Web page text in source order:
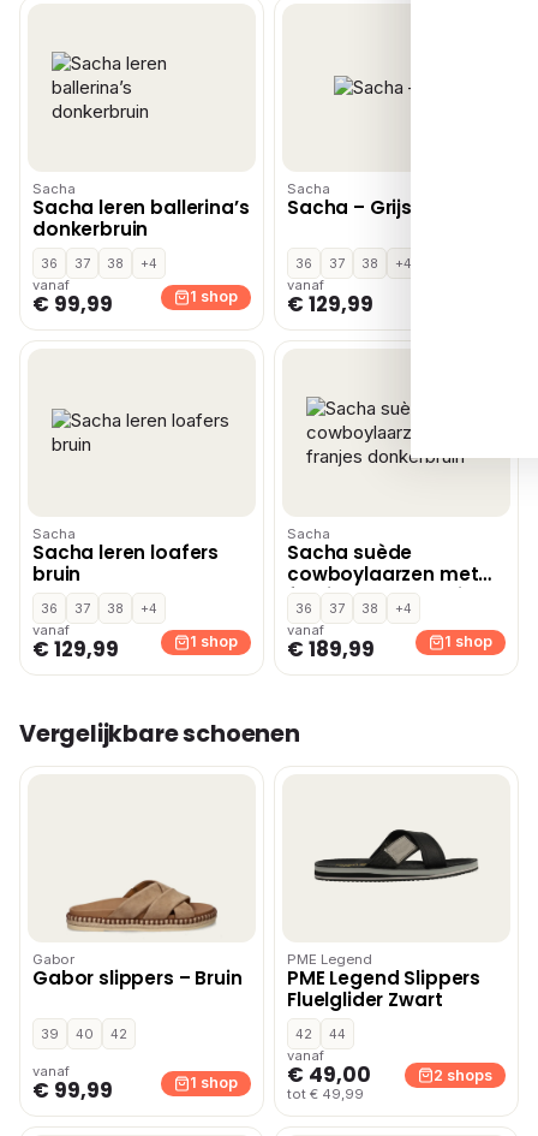
Sacha
Sacha leren ballerina’s
donkerbruin
36 37 38
+4
vanaf
€ 99,99 1 shop
Sacha
Sacha – Grijs
36 37 38
+4
vanaf
€ 129,99
Sacha
Sacha leren loafers
bruin
36 37 38
+4
vanaf
€ 129,99 1 shop
Sacha
Sacha suède
cowboylaarzen met
franjes donkerbruin
36 37 38
+4
vanaf
€ 189,99 1 shop
Vergelijkbare schoenen
Gabor
Gabor slippers – Bruin
39 40 42
vanaf
€ 99,99 1 shop
PME Legend
PME Legend Slippers
Fluelglider Zwart
42
44
vanaf
€ 49,00
tot € 49,99
2 shops